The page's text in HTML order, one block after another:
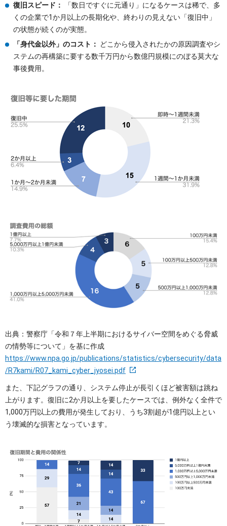
復旧スピード：
「数日ですぐに元通り」になるケースは稀で、多
くの企業で1か月以上の長期化や、終わりの見えない「復旧中」
の状態が続くのが実態。
「身代金以外」のコスト：
どこから侵入されたかの原因調査やシ
ステムの再構築に要する数千万円から数億円規模にのぼる莫大な
事後費用。
出典：警察庁「令和７年上半期におけるサイバー空間をめぐる脅威
の情勢等について」を基に作成
https://www.npa.go.jp/publications/statistics/cybersecurity/data
/R7kami/R07_kami_cyber_jyosei.pdf
また、下記グラフの通り、システム停止が長引くほど被害額は跳ね
上がります。復旧に2か月以上を要したケースでは、例外なく全件で
1,000万円以上の費用が発生しており、うち3割超が1億円以上とい
う壊滅的な損害となっています。